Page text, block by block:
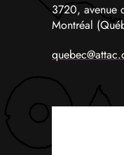
3720, avenue
Montréal